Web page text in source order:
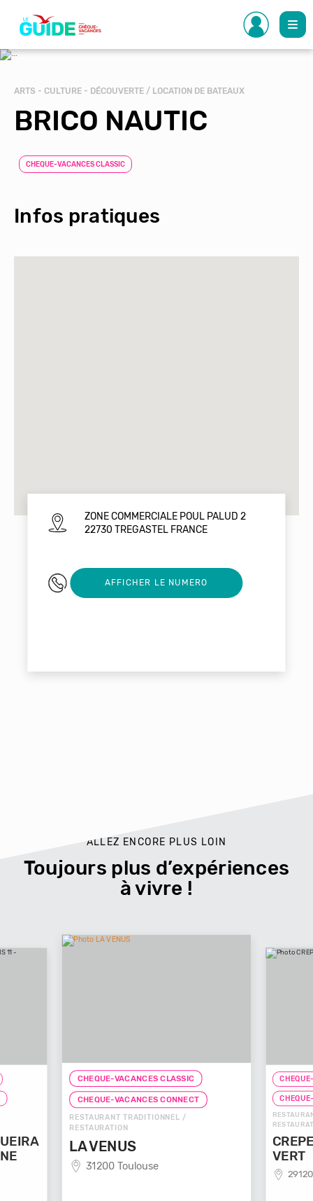
contenu
principal
ARTS - CULTURE - DÉCOUVERTE / LOCATION DE BATEAUX
BRICO NAUTIC
CHEQUE-VACANCES CLASSIC
Infos pratiques
ZONE COMMERCIALE POUL PALUD 2
22730 TREGASTEL FRANCE
296238646
AFFICHER LE NUMERO
ALLEZ ENCORE PLUS LOIN
Toujours plus d’expériences
à vivre !
CHEQUE-VACANCES CLASSIC
CHEQUE-VACANCES CONNECT
RESTAURANT TRADITIONNEL /
RESTAURATION
LA VENUS
31200 Toulouse
VERT